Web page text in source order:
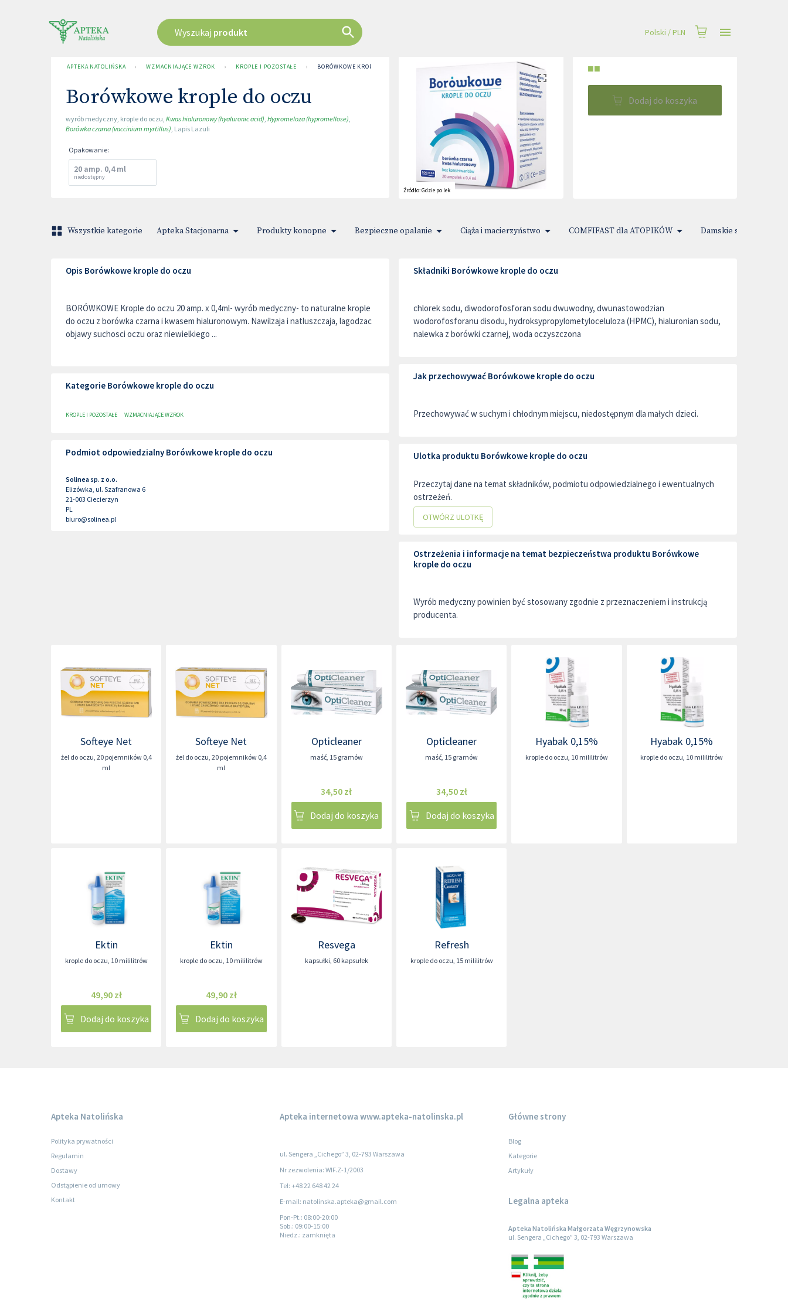
Wyszukaj produkt Polski /PLN
APTEKA NATOLIŃSKA › WZMACNIAJĄCE WZROK › KROPLE I POZOSTAŁE › BORÓWKOWE KROPLE DO OCZU
Borówkowe krople do oczu
wyrób medyczny, krople do oczu, Kwas hialuronowy (hyaluronic acid), Hypromeloza (hypromellose),
Borówka czarna (vaccinium myrtillus), Lapis Lazuli
Opakowanie:
20 amp. 0,4 ml
niedostępny
Źródło:Gdzie po lek
■■
Dodaj do koszyka
Wszystkie kategorie Apteka Stacjonarna Produkty konopne Bezpieczne opalanie Ciąża i macierzyństwo COMFIFAST dla ATOPIKÓW Damskie sprawy
Opis Borówkowe krople do oczu
BORÓWKOWE Krople do oczu 20 amp. x 0,4ml- wyrób medyczny- to naturalne krople
do oczu z borówka czarna i kwasem hialuronowym. Nawilzaja i natluszczaja, lagodzac
objawy suchosci oczu oraz niewielkiego ...
Kategorie Borówkowe krople do oczu
KROPLE I POZOSTAŁE WZMACNIAJĄCE WZROK
Podmiot odpowiedzialny Borówkowe krople do oczu
Solinea sp. z o.o.
Elizówka, ul. Szafranowa 6
21-003 Ciecierzyn
PL
biuro@solinea.pl
Składniki Borówkowe krople do oczu
chlorek sodu, diwodorofosforan sodu dwuwodny, dwunastowodzian
wodorofosforanu disodu, hydroksypropylometyloceluloza (HPMC), hialuronian sodu,
nalewka z borówki czarnej, woda oczyszczona
Jak przechowywać Borówkowe krople do oczu
Przechowywać w suchym i chłodnym miejscu, niedostępnym dla małych dzieci.
Ulotka produktu Borówkowe krople do oczu
Przeczytaj dane na temat składników, podmiotu odpowiedzialnego i ewentualnych
ostrzeżeń.
OTWÓRZ ULOTKĘ
Ostrzeżenia i informacje na temat bezpieczeństwa produktu Borówkowe
krople do oczu
Wyrób medyczny powinien być stosowany zgodnie z przeznaczeniem i instrukcją
producenta.
Softeye Net
żel do oczu, 20 pojemników 0,4
ml
Softeye Net
żel do oczu, 20 pojemników 0,4
ml
Opticleaner
maść, 15 gramów
34,50 zł
Dodaj do koszyka
Opticleaner
maść, 15 gramów
34,50 zł
Dodaj do koszyka
Hyabak 0,15%
krople do oczu, 10 mililitrów
Hyabak 0,15%
krople do oczu, 10 mililitrów
Ektin
krople do oczu, 10 mililitrów
49,90 zł
Dodaj do koszyka
Ektin
krople do oczu, 10 mililitrów
49,90 zł
Dodaj do koszyka
Resvega
kapsułki, 60 kapsułek
Refresh
krople do oczu, 15 mililitrów
Apteka Natolińska
Polityka prywatności
Regulamin
Dostawy
Odstąpienie od umowy
Kontakt
Apteka internetowa www.apteka-natolinska.pl
ul. Sengera „Cichego” 3, 02-793 Warszawa
Nr zezwolenia: WIF.Z-1/2003
Tel: +48 22 648 42 24
E-mail: natolinska.apteka@gmail.com
Pon-Pt.: 08:00-20:00
Sob.: 09:00-15:00
Niedz.: zamknięta
Główne strony
Blog
Kategorie
Artykuły
Legalna apteka
Apteka Natolińska Małgorzata Węgrzynowska
ul. Sengera „Cichego” 3, 02-793 Warszawa